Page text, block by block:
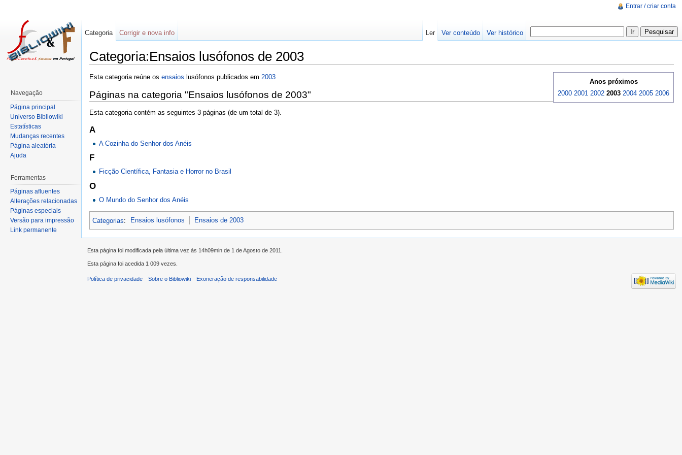
Categoria:Ensaios lusófonos de 2003
Anos próximos
2000 2001 2002 2003 2004 2005 2006
Esta categoria reúne os ensaios lusófonos publicados em 2003
Páginas na categoria "Ensaios lusófonos de 2003"
Esta categoria contém as seguintes 3 páginas (de um total de 3).
A
A Cozinha do Senhor dos Anéis
F
Ficção Científica, Fantasia e Horror no Brasil
O
O Mundo do Senhor dos Anéis
Categorias: Ensaios lusófonos Ensaios de 2003
Entrar / criar conta
Categoria Corrigir e nova info Ler Ver conteúdo Ver histórico
Navegação
Página principal
Universo Bibliowiki
Estatísticas
Mudanças recentes
Página aleatória
Ajuda
Ferramentas
Páginas afluentes
Alterações relacionadas
Páginas especiais
Versão para impressão
Link permanente
Esta página foi modificada pela última vez às 14h09min de 1 de Agosto de 2011.
Esta página foi acedida 1 009 vezes.
Política de privacidade Sobre o Bibliowiki Exoneração de responsabilidade